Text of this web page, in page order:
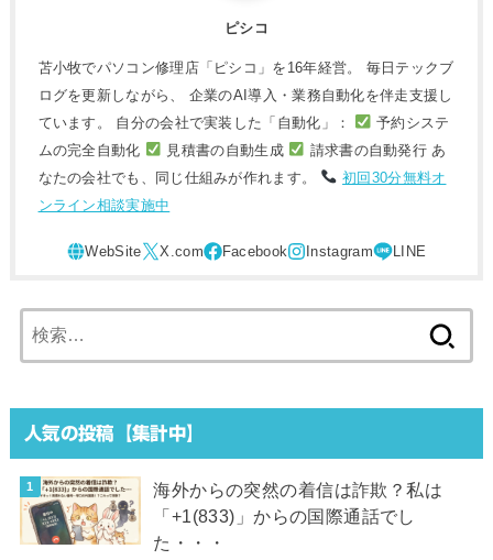
ピシコ
苫小牧でパソコン修理店「ピシコ」を16年経営。 毎日テックブ
ログを更新しながら、 企業のAI導入・業務自動化を伴走支援し
ています。 自分の会社で実装した「自動化」：
予約システ
ムの完全自動化
見積書の自動生成
請求書の自動発行 あ
なたの会社でも、同じ仕組みが作れます。
初回30分無料オ
ンライン相談実施中
索:
人気の投稿【集計中】
海外からの突然の着信は詐欺？私は
「+1(833)」からの国際通話でし
た・・・